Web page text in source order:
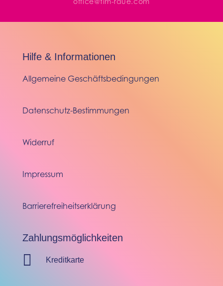
Hilfe & Informationen
Allgemeine Geschäftsbedingungen
Datenschutz-Bestimmungen
Widerruf
Impressum
Barrierefreiheitserklärung
Zahlungsmöglichkeiten
 Kreditkarte